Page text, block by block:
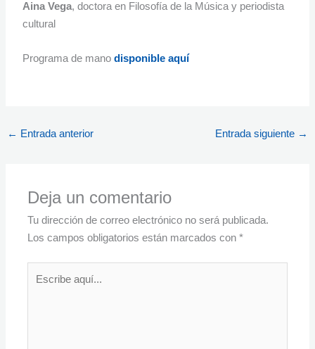
Aina Vega, doctora en Filosofía de la Música y periodista
cultural
Programa de manodisponible aquí
← Entrada anterior Entrada siguiente →
Deja un comentario
Tu dirección de correo electrónico no será publicada.
Los campos obligatorios están marcados con*